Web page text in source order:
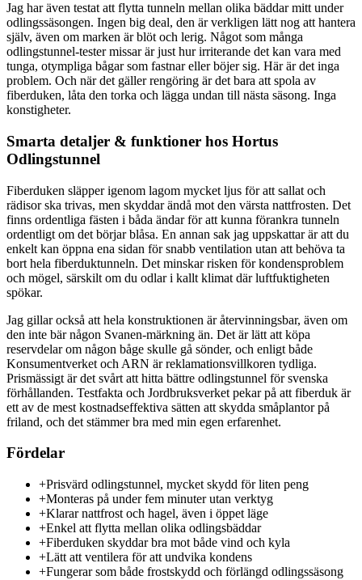
Jag har även testat att flytta tunneln mellan olika bäddar mitt under
odlingssäsongen. Ingen big deal, den är verkligen lätt nog att hantera
själv, även om marken är blöt och lerig. Något som många
odlingstunnel-tester missar är just hur irriterande det kan vara med
tunga, otympliga bågar som fastnar eller böjer sig. Här är det inga
problem. Och när det gäller rengöring är det bara att spola av
fiberduken, låta den torka och lägga undan till nästa säsong. Inga
konstigheter.
Smarta detaljer & funktioner hos Hortus
Odlingstunnel
Fiberduken släpper igenom lagom mycket ljus för att sallat och
rädisor ska trivas, men skyddar ändå mot den värsta nattfrosten. Det
finns ordentliga fästen i båda ändar för att kunna förankra tunneln
ordentligt om det börjar blåsa. En annan sak jag uppskattar är att du
enkelt kan öppna ena sidan för snabb ventilation utan att behöva ta
bort hela fiberduktunneln. Det minskar risken för kondensproblem
och mögel, särskilt om du odlar i kallt klimat där luftfuktigheten
spökar.
Jag gillar också att hela konstruktionen är återvinningsbar, även om
den inte bär någon Svanen-märkning än. Det är lätt att köpa
reservdelar om någon båge skulle gå sönder, och enligt både
Konsumentverket och ARN är reklamationsvillkoren tydliga.
Prismässigt är det svårt att hitta bättre odlingstunnel för svenska
förhållanden. Testfakta och Jordbruksverket pekar på att fiberduk är
ett av de mest kostnadseffektiva sätten att skydda småplantor på
friland, och det stämmer bra med min egen erfarenhet.
Fördelar
+Prisvärd odlingstunnel, mycket skydd för liten peng
+Monteras på under fem minuter utan verktyg
+Klarar nattfrost och hagel, även i öppet läge
+Enkel att flytta mellan olika odlingsbäddar
+Fiberduken skyddar bra mot både vind och kyla
+Lätt att ventilera för att undvika kondens
+Fungerar som både frostskydd och förlängd odlingssäsong